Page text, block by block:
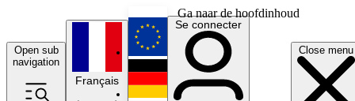
Ga naar de hoofdinhoud
Open sub
navigation
Close menu
Français
English
Deutsch
Se connecter